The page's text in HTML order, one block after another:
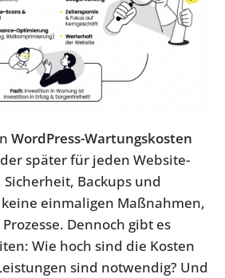
WordPress-Wartungskosten
später für jeden Website-
Backups und
einmaligen Maßnahmen,
Dennoch gibt es
Wie hoch sind die Kosten
sind notwendig? Und